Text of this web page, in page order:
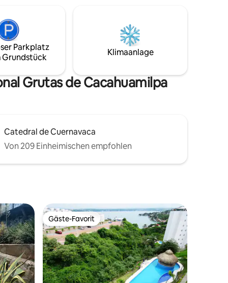
zu
nautische Ausrüstungsvermietung. 🕒
Check-in 12:00 Uhr 🕒 Check-out
17:00 Uhr 🏢 3. Stock (Zugang über die
Parkplatz
Grundstück
Klimaanlage
Grutas de Cacahuamilpa
Catedral de Cuernavaca
Von 209 Einheimischen empfohlen
Gäste-Favorit
Gäste-Favorit